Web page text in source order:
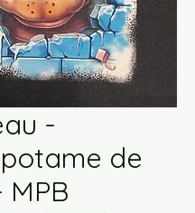
-
de
MPB